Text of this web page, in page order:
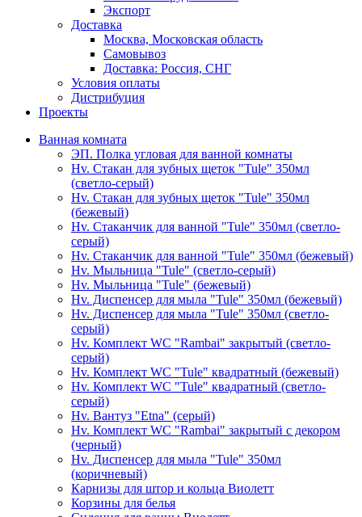
Экспорт
Доставка
Москва, Московская область
Самовывоз
Доставка: Россия, СНГ
Условия оплаты
Дистрибуция
Проекты
Ванная комната
ЭП. Полка угловая для ванной комнаты
Hv. Стакан для зубных щеток "Tule" 350мл
(светло-серый)
Hv. Стакан для зубных щеток "Tule" 350мл
(бежевый)
Hv. Стаканчик для ванной "Tule" 350мл (светло-
серый)
Hv. Стаканчик для ванной "Tule" 350мл (бежевый)
Hv. Мыльница "Tule" (светло-серый)
Hv. Мыльница "Tule" (бежевый)
Hv. Диспенсер для мыла "Tule" 350мл (бежевый)
Hv. Диспенсер для мыла "Tule" 350мл (светло-
серый)
Hv. Комплект WC "Rambai" закрытый (светло-
серый)
Hv. Комплект WC "Tule" квадратный (бежевый)
Hv. Комплект WC "Tule" квадратный (светло-
серый)
Hv. Вантуз "Etna" (серый)
Hv. Комплект WC "Rambai" закрытый с декором
(черный)
Hv. Диспенсер для мыла "Tule" 350мл
(коричневый)
Карнизы для штор и кольца Виолетт
Корзины для белья